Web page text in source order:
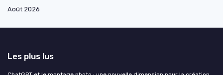
Août 2026
Les plus lus